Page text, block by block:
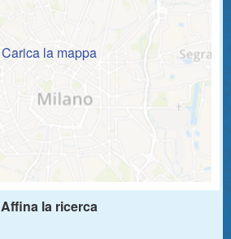
Carica la mappa
Affina la ricerca